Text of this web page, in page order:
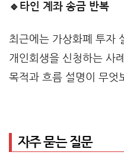
🔹타인 계좌 송금 반복
최근에는 가상화폐 투자
개인회생을 신청하는 사
목적과 흐름 설명이 무엇
자주 묻는 질문